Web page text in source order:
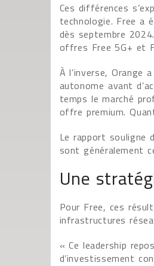
Ces différences
technologie. Free a
dès septembre
offres Free 5G+ et
À l’inverse, Orange
autonome avant
temps le marché
offre premium.
Le rapport souligne
sont généralement
Une
Pour Free, ces
infrastructures
« Ce leadership
d’investissement